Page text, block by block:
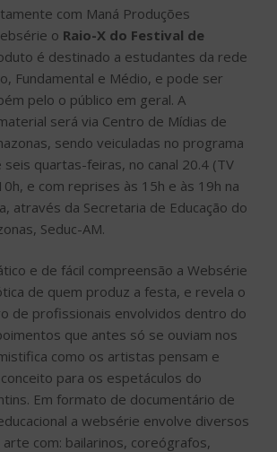
e com reprises às 15h e às 19h na
através da Secretaria de Educação do
Seduc-AM.
e de fácil compreensão a Websérie
de quem produz a festa, e revela o
de profissionais envolvidos dentro do
que antes só se ouviam nos
como os artistas pensam e
para os espetáculos do
Em formato de documentário de
com: bailarinos, coreógrafos,
alegoristas, artistas
atores, teatrólogos, figurinistas
Divulgação
episódios a websérie traz explanações
e práticas dos profissionais que